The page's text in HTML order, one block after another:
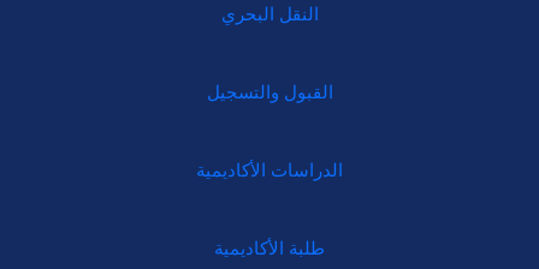
النقل البحري
القبول والتسجيل
الدراسات الأكاديمية
طلبة الأكاديمية